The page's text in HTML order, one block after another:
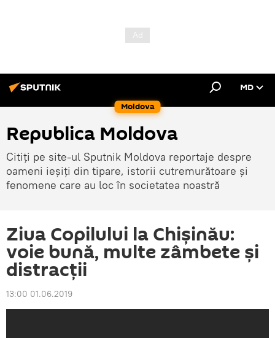
Moldova
MD
Republica Moldova
Citiți pe site-ul Sputnik Moldova reportaje despre
oameni ieșiți din tipare, istorii cutremurătoare și
fenomene care au loc în societatea noastră
Ziua Copilului la Chișinău:
voie bună, multe zâmbete și
distracții
13:00 01.06.2019